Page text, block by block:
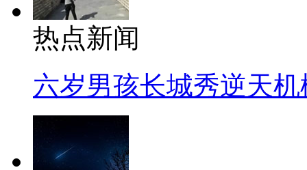
热点新闻
六岁男孩长城秀逆天机